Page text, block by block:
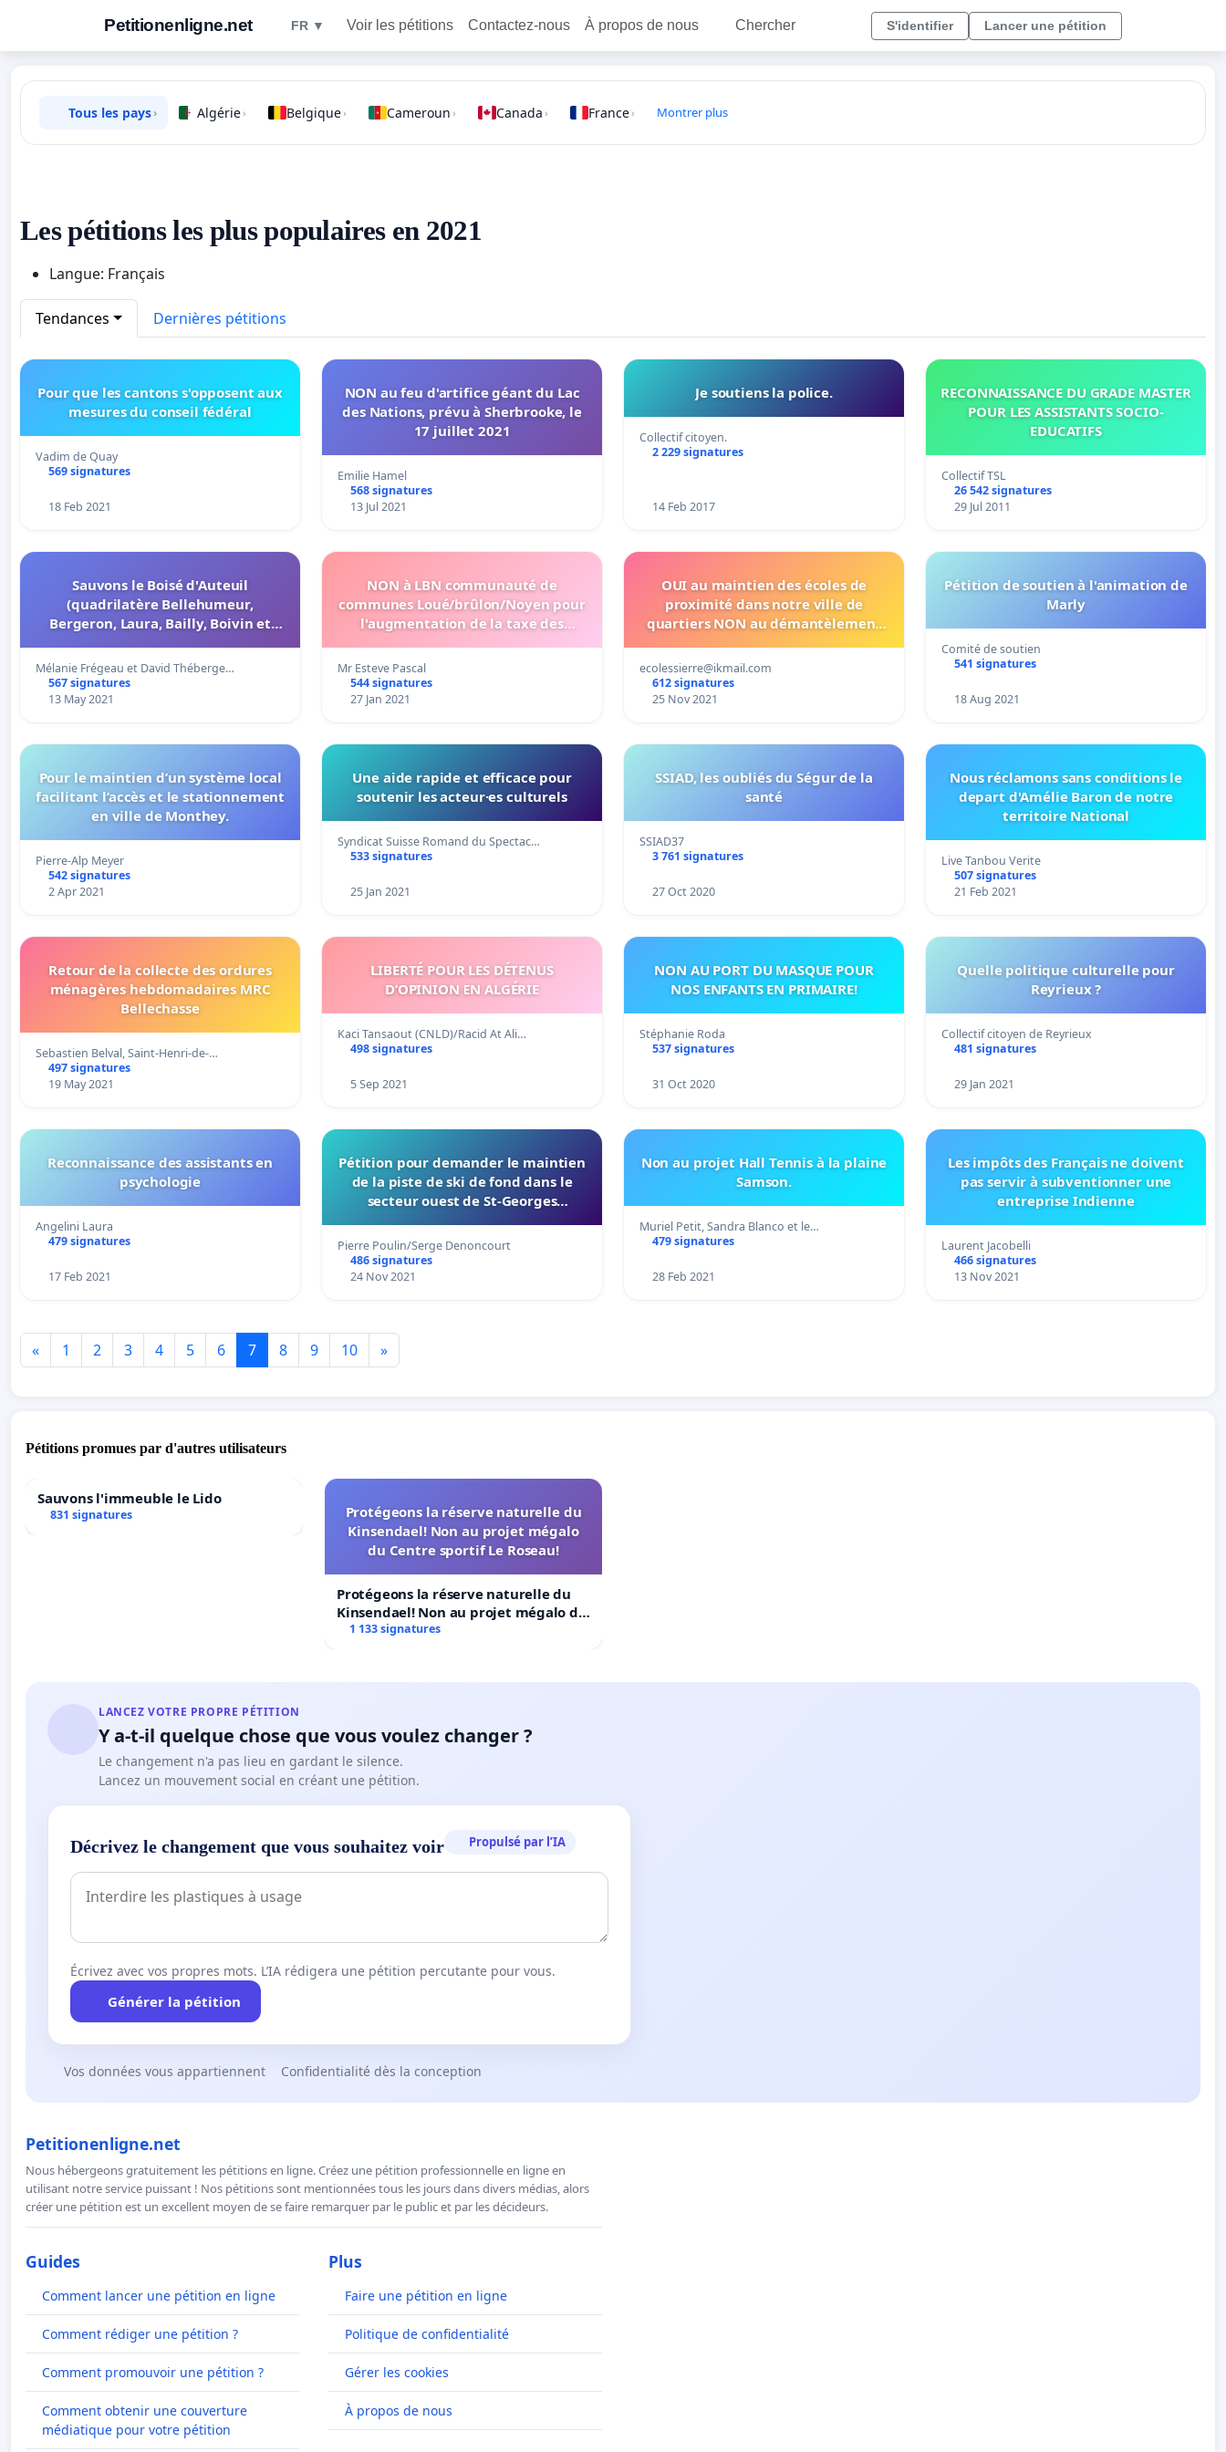
Petitionenligne.net FR ▼ Voir les pétitions Contactez-nous À propos de nous Chercher S'identifier Lancer une pétition
Tous les pays› Algérie› Belgique› Cameroun › Canada › France› Montrer plus
Les pétitions les plus populaires en 2021
Langue: Français
Tendances Dernières pétitions
Pour que les cantons s'opposent aux
mesures du conseil fédéral
Vadim de Quay
569 signatures
18 Feb 2021
NON au feu d'artifice géant du Lac
des Nations, prévu à Sherbrooke, le
17 juillet 2021
Emilie Hamel
568 signatures
13 Jul 2021
Je soutiens la police.
Collectif citoyen.
2 229 signatures
14 Feb 2017
RECONNAISSANCE DU GRADE MASTER
POUR LES ASSISTANTS SOCIO-
EDUCATIFS
Collectif TSL
26 542 signatures
29 Jul 2011
Sauvons le Boisé d'Auteuil
(quadrilatère Bellehumeur,
Bergeron, Laura, Bailly, Boivin et
Mélanie Frégeau et David Théberge…
567 signatures
13 May 2021
NON à LBN communauté de
communes Loué/brûlon/Noyen pour
l'augmentation de la taxe des
Mr Esteve Pascal
544 signatures
27 Jan 2021
OUI au maintien des écoles de
proximité dans notre ville de
quartiers NON au démantèlement
ecolessierre@ikmail.com
612 signatures
25 Nov 2021
Pétition de soutien à l'animation de
Marly
Comité de soutien
541 signatures
18 Aug 2021
Pour le maintien d’un système local
facilitant l’accès et le stationnement
en ville de Monthey.
Pierre-Alp Meyer
542 signatures
2 Apr 2021
Une aide rapide et efficace pour
soutenir les acteur·es culturels
Syndicat Suisse Romand du Spectac…
533 signatures
25 Jan 2021
SSIAD, les oubliés du Ségur de la
santé
SSIAD37
3 761 signatures
27 Oct 2020
Nous réclamons sans conditions le
depart d'Amélie Baron de notre
territoire National
Live Tanbou Verite
507 signatures
21 Feb 2021
Retour de la collecte des ordures
ménagères hebdomadaires MRC
Bellechasse
Sebastien Belval, Saint-Henri-de-…
497 signatures
19 May 2021
LIBERTÉ POUR LES DÉTENUS
D’OPINION EN ALGÉRIE
Kaci Tansaout (CNLD)/Racid At Ali…
498 signatures
5 Sep 2021
NON AU PORT DU MASQUE POUR
NOS ENFANTS EN PRIMAIRE!
Stéphanie Roda
537 signatures
31 Oct 2020
Quelle politique culturelle pour
Reyrieux ?
Collectif citoyen de Reyrieux
481 signatures
29 Jan 2021
Reconnaissance des assistants en
psychologie
Angelini Laura
479 signatures
17 Feb 2021
Pétition pour demander le maintien
de la piste de ski de fond dans le
secteur ouest de St-Georges
Pierre Poulin/Serge Denoncourt
486 signatures
24 Nov 2021
Non au projet Hall Tennis à la plaine
Samson.
Muriel Petit, Sandra Blanco et le…
479 signatures
28 Feb 2021
Les impôts des Français ne doivent
pas servir à subventionner une
entreprise Indienne
Laurent Jacobelli
466 signatures
13 Nov 2021
« 1 2 3 4 5 6 7 8 9 10 »
Pétitions promues par d'autres utilisateurs
Sauvons l'immeuble le Lido
831 signatures
Protégeons la réserve naturelle du
Kinsendael! Non au projet mégalo
du Centre sportif Le Roseau!
Protégeons la réserve naturelle du
Kinsendael! Non au projet mégalo du
Centre sportif Le Roseau!
1 133 signatures
LANCEZ VOTRE PROPRE PÉTITION
Y a-t-il quelque chose que vous voulez changer ?
Le changement n'a pas lieu en gardant le silence.
Lancez un mouvement social en créant une pétition.
Décrivez le changement que vous souhaitez voir Propulsé par l’IA
Écrivez avec vos propres mots. L’IA rédigera une pétition percutante pour vous.
Générer la pétition
Vos données vous appartiennent Confidentialité dès la conception
Petitionenligne.net
Nous hébergeons gratuitement les pétitions en ligne. Créez une pétition professionnelle en ligne en
utilisant notre service puissant ! Nos pétitions sont mentionnées tous les jours dans divers médias, alors
créer une pétition est un excellent moyen de se faire remarquer par le public et par les décideurs.
Guides
Comment lancer une pétition en ligne
Comment rédiger une pétition ?
Comment promouvoir une pétition ?
Comment obtenir une couverture
médiatique pour votre pétition
Plus
Faire une pétition en ligne
Politique de confidentialité
Gérer les cookies
À propos de nous